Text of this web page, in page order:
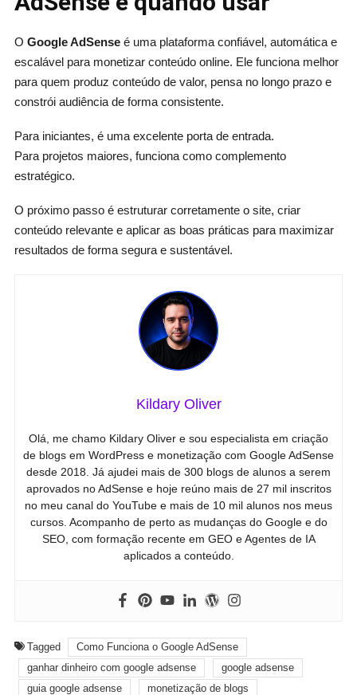
O Google AdSenseé uma plataforma confiável, automática e
escalável para monetizar conteúdo online. Ele funciona melhor
para quem produz conteúdo de valor, pensa no longo prazo e
constrói audiência de forma consistente.
Para iniciantes, é uma excelente porta de entrada.
Para projetos maiores, funciona como complemento
estratégico.
O próximo passo é estruturar corretamente o site, criar
conteúdo relevante e aplicar as boas práticas para maximizar
resultados de forma segura e sustentável.
Kildary Oliver
Olá, me chamo Kildary Oliver e sou especialista em criação
de blogs em WordPress e monetização com Google AdSense
desde 2018. Já ajudei mais de 300 blogs de alunos a serem
aprovados no AdSense e hoje reúno mais de 27 mil inscritos
no meu canal do YouTube e mais de 10 mil alunos nos meus
cursos. Acompanho de perto as mudanças do Google e do
SEO, com formação recente em GEO e Agentes de IA
aplicados a conteúdo.
Tagged
Como Funciona o Google AdSense
ganhar dinheiro com google adsense
google adsense
guia google adsense
monetização de blogs